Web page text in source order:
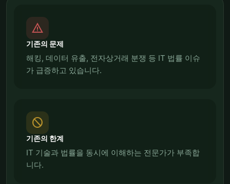
report_problem
기존의 문제
해킹, 데이터 유출, 전자상거래 분쟁 등 IT 법률 이슈
가 급증하고 있습니다.
block
기존의 한계
IT 기술과 법률을 동시에 이해하는 전문가가 부족합
니다.